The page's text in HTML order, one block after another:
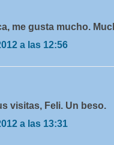
me gusta mucho.
a las 12:56
visitas, Feli. Un beso.
a las 13:31